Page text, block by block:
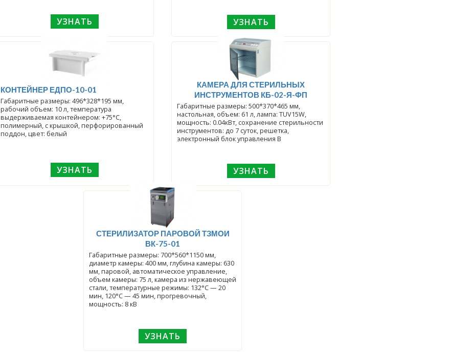
УЗНАТЬ УЗНАТЬ
КОНТЕЙНЕР ЕДПО-10-01
Габаритные размеры: 496*328*195 мм,
рабочий объем: 10 л, температура
выдерживаемая контейнером: +75°С,
полимерный, с крышкой, перфорированный
поддон, цвет: белый
УЗНАТЬ
КАМЕРА ДЛЯ СТЕРИЛЬНЫХ
ИНСТРУМЕНТОВ КБ-02-Я-ФП
Габаритные размеры: 500*370*465 мм,
настольная, объем: 61 л, лампа: TUV15W,
мощность: 0.04кВт, сохранение стерильности
инструментов: до 7 суток, решетка,
электронный блок управления В
УЗНАТЬ
СТЕРИЛИЗАТОР ПАРОВОЙ ТЗМОИ
ВК-75-01
Габаритные размеры: 700*560*1150 мм,
диаметр камеры: 400 мм, глубина камеры: 630
мм, паровой, автоматическое управление,
объем камеры: 75 л, камера из нержавеющей
стали, температурные режимы: 132°С — 20
мин, 120°С — 45 мин, прогревочный,
мощность: 8 кВ
УЗНАТЬ